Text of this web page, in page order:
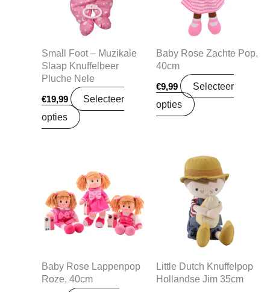
Small Foot – Muzikale
Slaap Knuffelbeer
Pluche Nele
€19,99
Selecteer
opties
Baby Rose Zachte Pop,
40cm
€9,99
Selecteer
opties
Baby Rose Lappenpop
Roze, 40cm
Little Dutch Knuffelpop
Hollandse Jim 35cm
Oorspronkelijke
prijs
was:
€24,99.
Huidige
prijs
is:
€19,74.